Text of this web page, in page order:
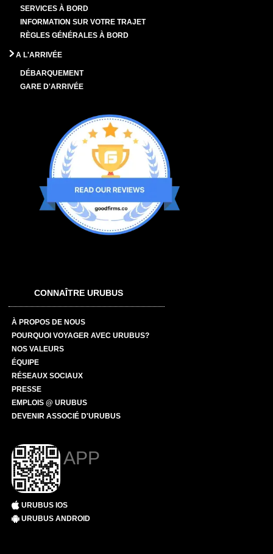
SERVICES À BORD
INFORMATION SUR VOTRE TRAJET
RÈGLES GÉNÉRALES À BORD
A L'ARRIVÉE
DÉBARQUEMENT
GARE D'ARRIVÉE
CONNAÎTRE URUBUS
À PROPOS DE NOUS
POURQUOI VOYAGER AVEC URUBUS?
NOS VALEURS
ÉQUIPE
RÉSEAUX SOCIAUX
PRESSE
EMPLOIS @ URUBUS
DEVENIR ASSOCIÉ D'URUBUS
APP
URUBUS IOS
URUBUS ANDROID